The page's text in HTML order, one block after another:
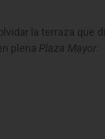
la terraza que
plena Plaza Mayor